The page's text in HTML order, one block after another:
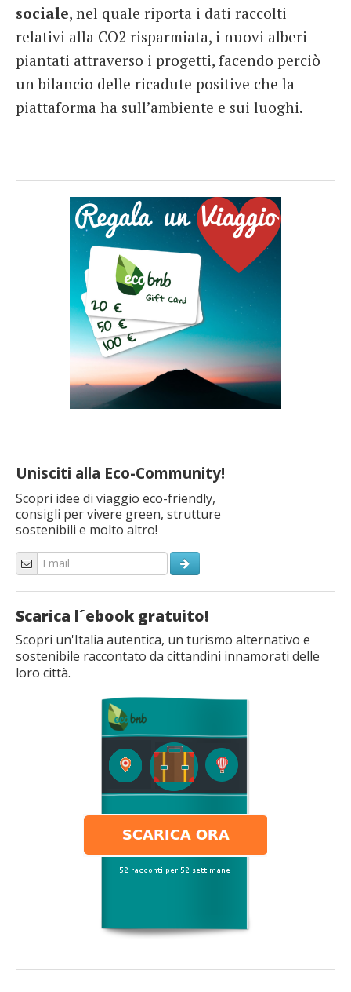
sociale, nel quale riporta i dati raccolti
relativi alla CO2 risparmiata, i nuovi alberi
piantati attraverso i progetti, facendo perciò
un bilancio delle ricadute positive che la
piattaforma ha sull’ambiente e sui luoghi.
Unisciti alla Eco-Community!
Scopri idee di viaggio eco-friendly,
consigli per vivere green, strutture
sostenibili e molto altro!
Scarica l´ebook gratuito!
Scopri un'Italia autentica, un turismo alternativo e
sostenibile raccontato da cittandini innamorati delle
loro città.